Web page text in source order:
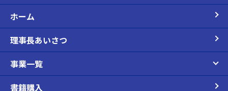
ホーム
理事長あいさつ
事業一覧
書籍購入